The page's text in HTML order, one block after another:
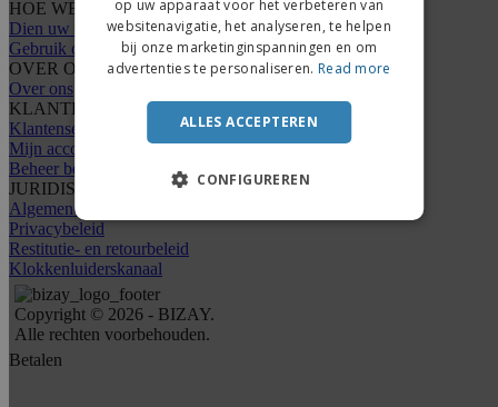
HOE WERKT HET
Dien uw ontwerp in
Gebruik onze sjablonen
OVER ONS
Over ons
KLANTENSERVICE
Klantenservice
Mijn account
Beheer bestellingen
JURIDISCHE KENNISGEVINGEN
Algemene voorwaarden
Privacybeleid
Restitutie- en retourbeleid
Klokkenluiderskanaal
Copyright © 2026 - BIZAY.
Alle rechten voorbehouden.
Betalen
op uw apparaat voor het verbeteren van
websitenavigatie, het analyseren, te helpen
bij onze marketinginspanningen en om
advertenties te personaliseren. Read more
ALLES ACCEPTEREN
CONFIGUREREN